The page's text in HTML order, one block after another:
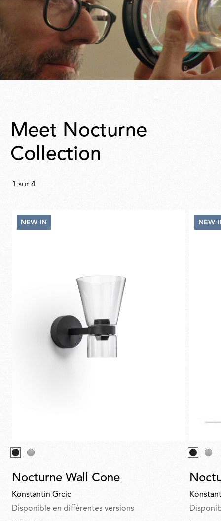
Meet Nocturne
Collection
1 sur 4
NEW IN
Nocturne Wall Cone
Konstantin Grcic
Disponible en différentes versions
NEW